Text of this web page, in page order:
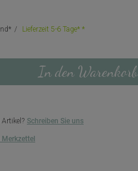
Lieferzeit 5-6 Tage*
In den Warenkorb
Artikel? Schreiben Sie uns